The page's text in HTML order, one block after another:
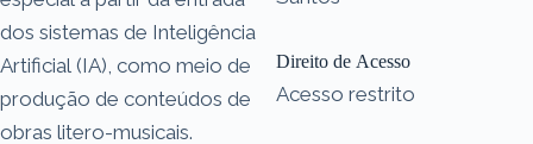
dos sistemas de Inteligência
Artificial (IA), como meio de
produção de conteúdos de
obras litero-musicais.
Direito de Acesso
Acesso restrito